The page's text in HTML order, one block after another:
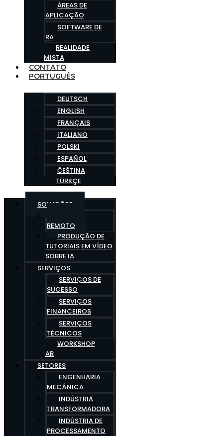
ÁREAS DE
APLICAÇÃO
SOFTWARE DE
RA
REALIDADE
MISTA
CONTATO
PORTUGUÊS
DEUTSCH
ENGLISH
FRANÇAIS
ITALIANO
POLSKI
ESPAÑOL
ČEŠTINA
TÜRKÇE
SOLUÇÕES
REMOTO
PRODUÇÃO DE
TUTORIAIS EM VÍDEO
SOBRE IA
SERVIÇOS
SERVIÇOS DE
SUCESSO
SERVIÇOS
FINANCEIROS
SERVIÇOS
TÉCNICOS
WORKSHOP
AR
SETORES
ENGENHARIA
MECÂNICA
INDÚSTRIA
TRANSFORMADORA
INDÚSTRIA DE
PROCESSAMENTO